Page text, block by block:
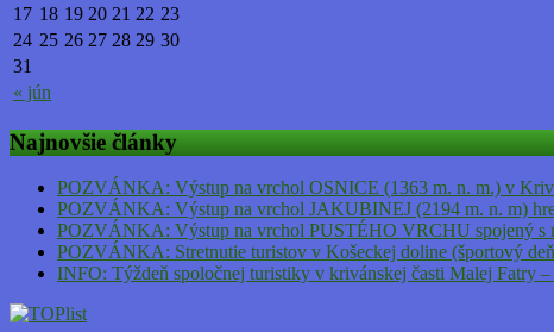
« jún
17 18 19 20 21 22 23
24 25 26 27 28 29 30
31
Najnovšie články
POZVÁNKA: Výstup na vrchol OSNICE (1363 m. n. m.) v
POZVÁNKA: Výstup na vrchol JAKUBINEJ (2194 m. n. m)
POZVÁNKA: Výstup na vrchol PUSTÉHO VRCHU spojený s
POZVÁNKA: Stretnutie turistov v Košeckej doline (športový
INFO: Týždeň spoločnej turistiky v krivánskej časti Malej Fatry –